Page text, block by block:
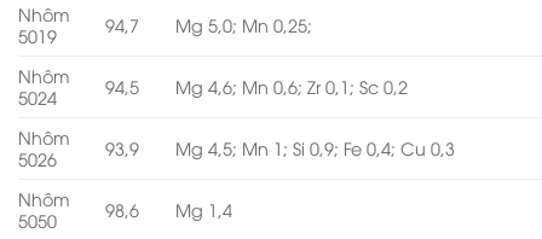
Nhôm
5019
94,7 Mg 5,0; Mn 0,25;
Nhôm
5024
94,5 Mg 4,6; Mn 0,6; Zr 0,1; Sc 0,2
Nhôm
5026
93,9 Mg 4,5; Mn 1; Si 0,9; Fe 0,4; Cu 0,3
Nhôm
5050
98,6 Mg 1,4